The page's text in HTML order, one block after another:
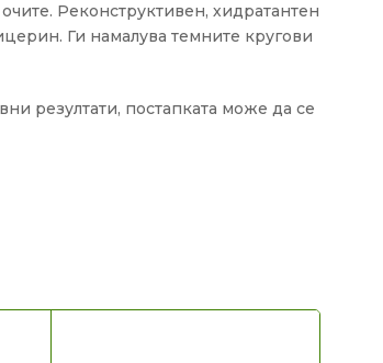
Реконструктивен, хидратантен
Ги намалува темните кругови
резултати, постапката може да се